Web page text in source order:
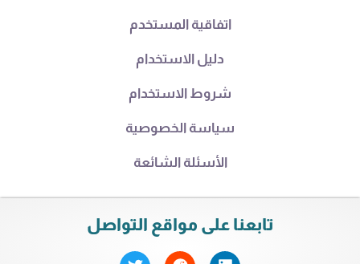
اتفاقية المستخدم
دليل الاستخدام
شروط الاستخدام
سياسة الخصوصية
الأسئلة الشائعة
تابعنا على مواقع التواصل
L
R
T